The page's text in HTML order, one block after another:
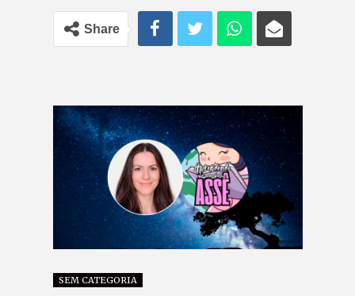
Share
SEM CATEGORIA